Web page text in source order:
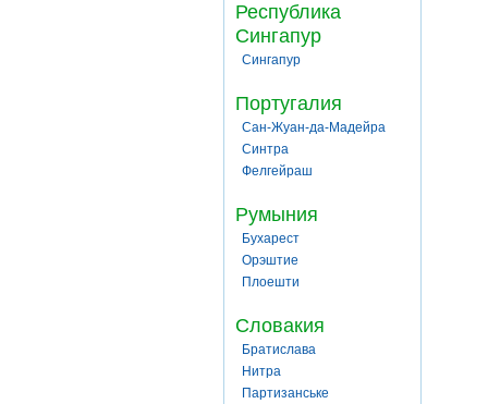
Республика
Сингапур
Сингапур
Португалия
Сан-Жуан-да-Мадейра
Синтра
Фелгейраш
Румыния
Бухарест
Орэштие
Плоешти
Словакия
Братислава
Нитра
Партизанське